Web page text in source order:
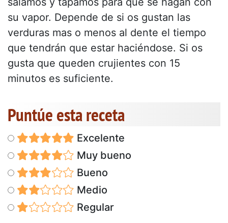
su vapor. Depende de si os gustan las
verduras mas o menos al dente el tiempo
que tendrán que estar haciéndose. Si os
gusta que queden crujientes con 15
minutos es suficiente.
Puntúe esta receta
Excelente
Muy bueno
Bueno
Medio
Regular